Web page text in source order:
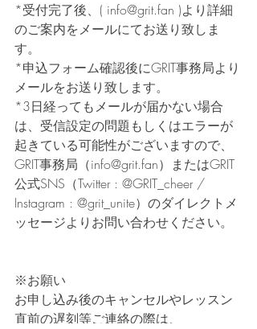
*受付完了後、( info@grit.fan )より詳細
のご案内をメールにてお送り致しま
す。
*申込フォーム確認後にGRIT事務局より
メールをお送り致します。
*3日経ってもメールが届かない場合
は、受信設定の問題もしくはエラーが
起きている可能性がございますので、
GRIT事務局（info@grit.fan）またはGRIT
公式SNS（Twitter : @GRIT_cheer /
Instagram : @grit_unite）のダイレクトメ
ッセージよりお問い合わせください。
※お願い
お申し込み後のキャンセルやレッスン
直前の遅刻等ご連絡の際は、